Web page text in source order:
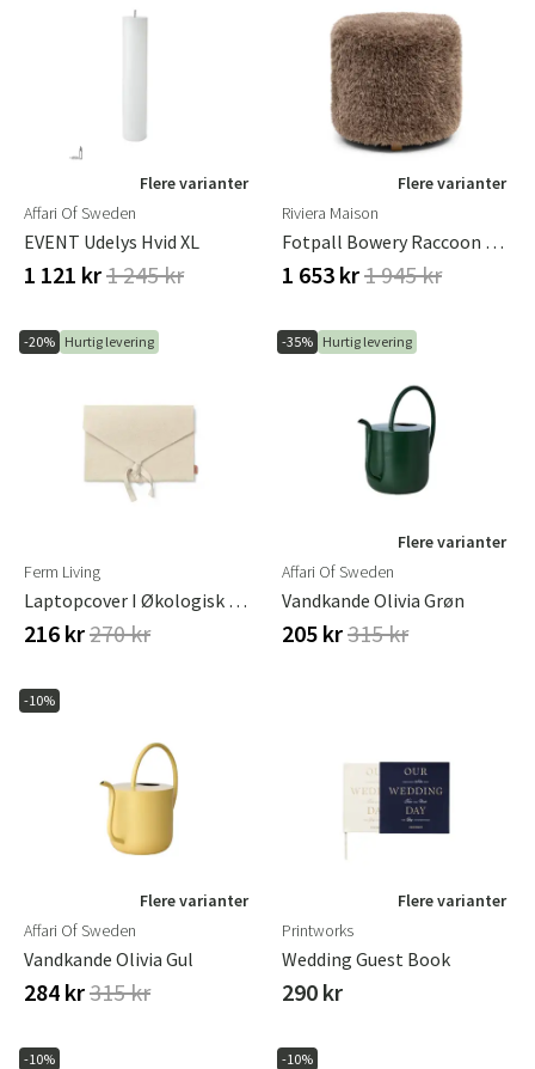
Flere varianter
Affari Of Sweden
EVENT Udelys Hvid XL
1 121 kr1 245 kr
Flere varianter
Riviera Maison
Fotpall Bowery Raccoon Taupe
1 653 kr1 945 kr
-20% Hurtig levering
Ferm Living
Laptopcover I Økologisk Bomuld Ally
216 kr270 kr
-35% Hurtig levering
Flere varianter
Affari Of Sweden
Vandkande Olivia Grøn
205 kr315 kr
-10%
Flere varianter
Affari Of Sweden
Vandkande Olivia Gul
284 kr315 kr
Flere varianter
Printworks
Wedding Guest Book
290 kr
-10% -10%